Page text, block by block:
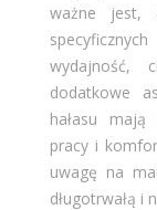
ważne jest,
wydajność,
dodatkowe
hałasu mają
pracy i
uwagę na
długotrwałą i